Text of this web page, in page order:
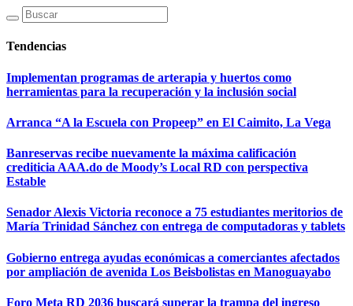
Tendencias
Implementan programas de arterapia y huertos como
herramientas para la recuperación y la inclusión social
Arranca “A la Escuela con Propeep” en El Caimito, La Vega
Banreservas recibe nuevamente la máxima calificación
crediticia AAA.do de Moody’s Local RD con perspectiva
Estable
Senador Alexis Victoria reconoce a 75 estudiantes meritorios de
María Trinidad Sánchez con entrega de computadoras y tablets
Gobierno entrega ayudas económicas a comerciantes afectados
por ampliación de avenida Los Beisbolistas en Manoguayabo
Foro Meta RD 2036 buscará superar la trampa del ingreso